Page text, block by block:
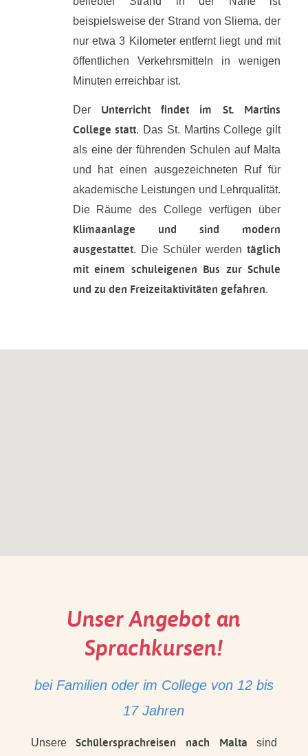
beispielsweise der Strand von Sliema, der
nur etwa 3 Kilometer entfernt liegt und mit
öffentlichen Verkehrsmitteln in wenigen
Minuten erreichbar ist.
Der Unterricht findet im St. Martins
College statt. Das St. Martins College gilt
als eine der führenden Schulen auf Malta
und hat einen ausgezeichneten Ruf für
akademische Leistungen und Lehrqualität.
Die Räume des College verfügen über
Klimaanlage und sind modern
ausgestattet. Die Schüler werden täglich
mit einem schuleigenen Bus zur Schule
und zu den Freizeitaktivitäten gefahren.
Unser Angebot an
Sprachkursen!
bei Familien oder im College von 12 bis
17 Jahren
UnsereSchülersprachreisen nach Malta sind